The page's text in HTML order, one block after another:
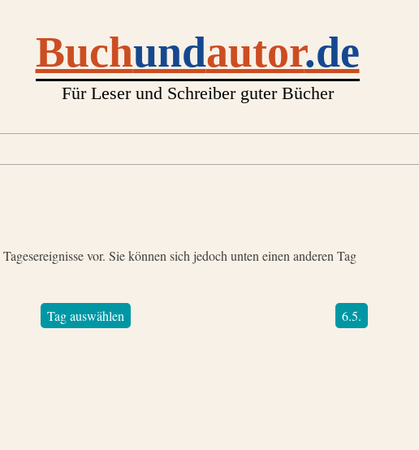
Buchundautor.de
Für Leser und Schreiber guter Bücher
vor. Sie können sich jedoch unten einen anderen Tag
Tag auswählen 6.5.